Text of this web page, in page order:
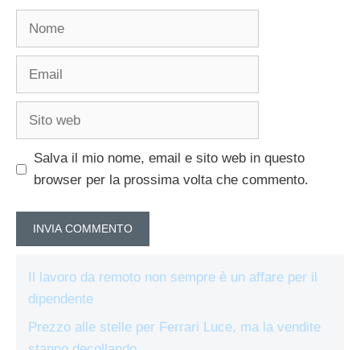
Nome
Email
Sito
Salva il mio nome, email e sito web in questo
browser per la prossima volta che commento.
Il lavoro da remoto non sempre è un affare per il
dipendente
Prezzo alle stelle per Ferrari Luce, ma la vendite